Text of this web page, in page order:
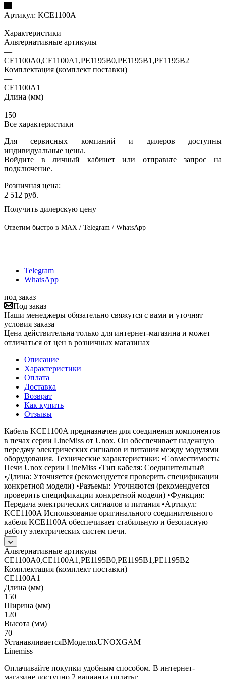
Артикул: KCE1100A
Характеристики
Альтернативные артикулы
—
CE1100A0,CE1100A1,PE1195B0,PE1195B1,PE1195B2
Комплектация (комплект поставки)
—
CE1100A1
Длина (мм)
—
150
Все характеристики
Для сервисных компаний и дилеров доступны
индивидуальные цены.
Войдите в личный кабинет или отправьте запрос на
подключение.
Розничная цена:
2 512 руб.
Получить дилерскую цену
Ответим быстро в MAX / Telegram / WhatsApp
Telegram
WhatsApp
под заказ
Под заказ
Наши менеджеры обязательно свяжутся с вами и уточнят
условия заказа
Цена действительна только для интернет-магазина и может
отличаться от цен в розничных магазинах
Описание
Характеристики
Оплата
Доставка
Возврат
Как купить
Отзывы
Кабель KCE1100A предназначен для соединения компонентов
в печах серии LineMiss от Unox. Он обеспечивает надежную
передачу электрических сигналов и питания между модулями
оборудования. Технические характеристики: •Совместимость:
Печи Unox серии LineMiss •Тип кабеля: Соединительный
•Длина: Уточняется (рекомендуется проверить спецификации
конкретной модели) •Разъемы: Уточняются (рекомендуется
проверить спецификации конкретной модели) •Функция:
Передача электрических сигналов и питания •Артикул:
KCE1100A Использование оригинального соединительного
кабеля KCE1100A обеспечивает стабильную и безопасную
работу электрических систем печи.
Альтернативные артикулы
CE1100A0,CE1100A1,PE1195B0,PE1195B1,PE1195B2
Комплектация (комплект поставки)
CE1100A1
Длина (мм)
150
Ширина (мм)
120
Высота (мм)
70
УстанавливаетсяВМоделяхUNOXGAM
Linemiss
Оплачивайте покупки удобным способом. В интернет-
магазине доступно 2 варианта оплаты: